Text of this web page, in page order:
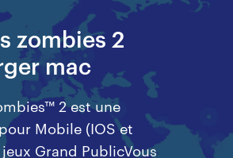
zombies 2
mac
2 est une
Mobile (IOS et
Grand PublicVous